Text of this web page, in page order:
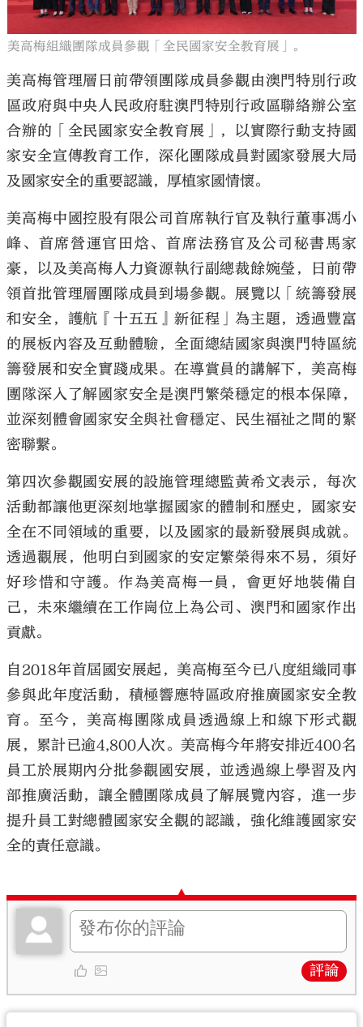
美高梅組織團隊成員參觀「全民國家安全教育展」。
美高梅管理層日前帶領團隊成員參觀由澳門特別行政
區政府與中央人民政府駐澳門特別行政區聯絡辦公室
合辦的「全民國家安全教育展」，以實際行動支持國
家安全宣傳教育工作，深化團隊成員對國家發展大局
及國家安全的重要認識，厚植家國情懷。
美高梅中國控股有限公司首席執行官及執行董事馮小
峰、首席營運官田焓、首席法務官及公司秘書馬家
豪，以及美高梅人力資源執行副總裁餘婉瑩，日前帶
領首批管理層團隊成員到場參觀。展覽以「統籌發展
和安全，護航『十五五』新征程」為主題，透過豐富
的展板內容及互動體驗，全面總結國家與澳門特區統
籌發展和安全實踐成果。在導賞員的講解下，美高梅
團隊深入了解國家安全是澳門繁榮穩定的根本保障，
並深刻體會國家安全與社會穩定、民生福祉之間的緊
密聯繫。
第四次參觀國安展的設施管理總監黃希文表示，每次
活動都讓他更深刻地掌握國家的體制和歷史，國家安
全在不同領域的重要，以及國家的最新發展與成就。
透過觀展，他明白到國家的安定繁榮得來不易，須好
好珍惜和守護。作為美高梅一員，會更好地裝備自
己，未來繼續在工作崗位上為公司、澳門和國家作出
貢獻。
自2018年首屆國安展起，美高梅至今已八度組織同事
參與此年度活動，積極響應特區政府推廣國家安全教
育。至今，美高梅團隊成員透過線上和線下形式觀
展，累計已逾4,800人次。美高梅今年將安排近400名
員工於展期內分批參觀國安展，並透過線上學習及內
部推廣活動，讓全體團隊成員了解展覽內容，進一步
提升員工對總體國家安全觀的認識，強化維護國家安
全的責任意識。
評論